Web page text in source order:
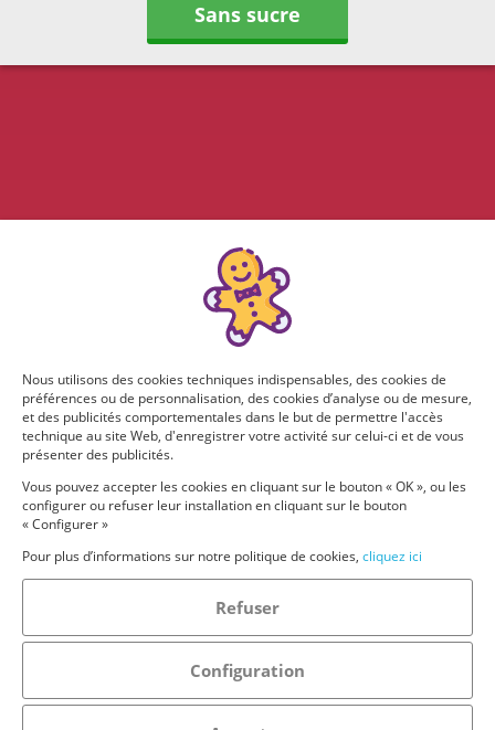
Sans sucre
Nous utilisons des cookies techniques indispensables, des cookies de
préférences ou de personnalisation, des cookies d’analyse ou de mesure,
et des publicités comportementales dans le but de permettre l'accès
technique au site Web, d'enregistrer votre activité sur celui-ci et de vous
présenter des publicités.
Vous pouvez accepter les cookies en cliquant sur le bouton « OK », ou les
configurer ou refuser leur installation en cliquant sur le bouton
« Configurer »
Pour plus d’informations sur notre politique de cookies, cliquez ici
Refuser
Configuration